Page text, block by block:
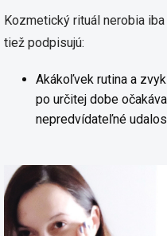
Kozmetický rituál nerobia
tiež podpisujú:
Akákoľvek rutina a
po určitej dobe
nepredvídateľné